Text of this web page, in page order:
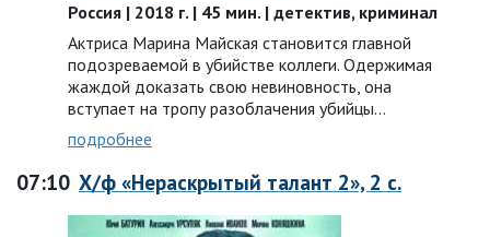
Россия | 2018 г. | 45 мин. | детектив, криминал
Актриса Марина Майская становится главной
подозреваемой в убийстве коллеги. Одержимая
жаждой доказать свою невиновность, она
вступает на тропу разоблачения убийцы…
подробнее
07:10 Х/ф «Нераскрытый талант 2», 2 с.